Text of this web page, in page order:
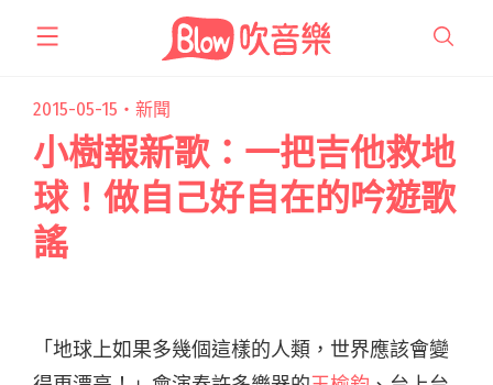
2015-05-15・ 新聞
小樹報新歌：一把吉他救地
球！做自己好自在的吟遊歌
謠
「地球上如果多幾個這樣的人類，世界應該會變